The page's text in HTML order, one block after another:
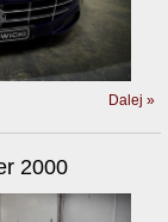
Dalej »
2000